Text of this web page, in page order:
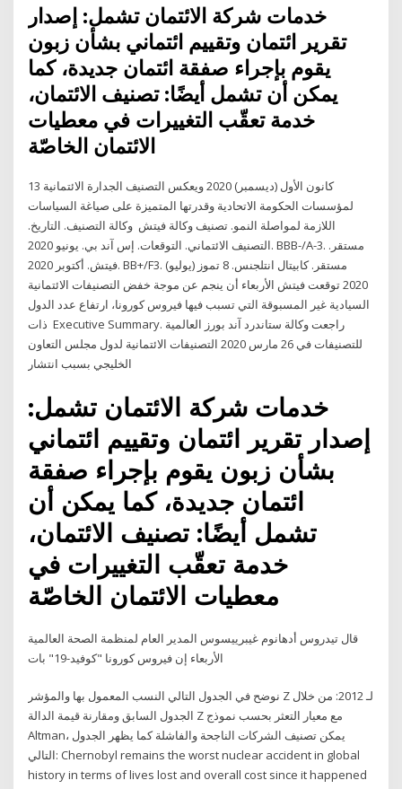
خدمات شركة الائتمان تشمل: إصدار
تقرير ائتمان وتقييم ائتماني بشأن زبون
يقوم بإجراء صفقة ائتمان جديدة، كما
يمكن أن تشمل أيضًا: تصنيف الائتمان،
خدمة تعقّب التغييرات في معطيات
الائتمان الخاصّة
13 كانون الأول (ديسمبر) 2020 ويعكس التصنيف الجدارة الائتمانية
لمؤسسات الحكومة الاتحادية وقدرتها المتميزة على صياغة السياسات
اللازمة لمواصلة النمو. تصنيف وكالة فيتش وكالة التصنيف. التاريخ.
التصنيف الائتماني. التوقعات. إس آند​ بي. يونيو 2020. BBB-/A-3. مستقر.
فيتش. أكتوبر 2020. BB+/F3. مستقر. كابيتال انتلجنس. 8 تموز (يوليو)
2020 توقعت فيتش الأربعاء أن ينجم عن موجة خفض التصنيفات الائتمانية
السيادية غير المسبوقة التي تسبب فيها فيروس كورونا، ارتفاع عدد الدول
ذات Executive Summary. راجعت وكالة ستاندرد آند بورز العالمية
للتصنيفات في 26 مارس 2020 التصنيفات الائتمانية لدول مجلس التعاون
خدمات شركة الائتمان تشمل:
إصدار تقرير ائتمان وتقييم ائتماني
بشأن زبون يقوم بإجراء صفقة
ائتمان جديدة، كما يمكن أن
تشمل أيضًا: تصنيف الائتمان،
خدمة تعقّب التغييرات في
معطيات الائتمان الخاصّة
قال تيدروس أدهانوم غيبرييسوس المدير العام لمنظمة الصحة العالمية
الأربعاء إن فيروس كورونا "كوفيد-19" بات
نوضح في الجدول التالي النسب المعمول بها والمؤشر Z لـ 2012: من خلال
الجدول السابق ومقارنة قيمة الدالة Z مع معيار التعثر بحسب نموذج
Altman، يمكن تصنيف الشركات الناجحة والفاشلة كما يظهر الجدول
التالي: Chernobyl remains the worst nuclear accident in global
history in terms of lives lost and overall cost since it happened